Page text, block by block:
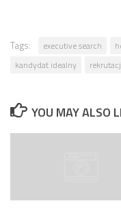
Tags: executive search
kandydat idealny
YOU MAY ALSO